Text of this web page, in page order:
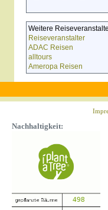
Weitere
Reiseveranstalter
ADAC Reisen
alltours
Ameropa Reisen
Nachhaltigkeit: